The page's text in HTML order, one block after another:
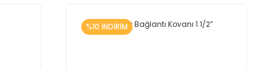
%10 İNDİRİM